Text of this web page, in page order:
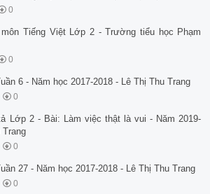
0
Tiếng Việt Lớp 2 - Trường tiểu học Phạm
0
6 - Năm học 2017-2018 - Lê Thị Thu Trang
0
Lớp 2 - Bài: Làm việc thật là vui - Năm 2019-
Trang
0
27 - Năm học 2017-2018 - Lê Thị Thu Trang
0